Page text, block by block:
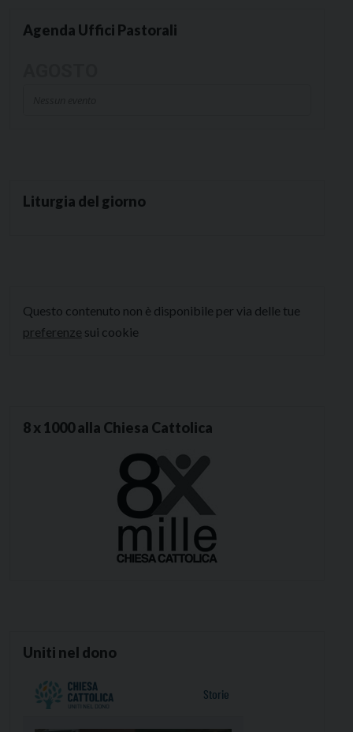
Agenda Uffici Pastorali
Liturgia del giorno
Questo contenuto non è disponibile per via delle tue
preferenze sui cookie
8 x 1000 alla Chiesa Cattolica
Uniti nel dono